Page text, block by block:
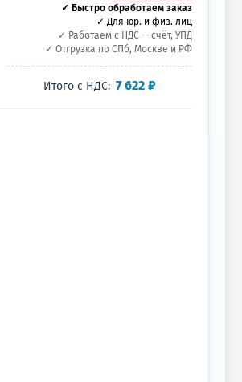
✓ Быстро обработаем заказ
✓ Для юр. и физ. лиц
✓ Работаем с НДС — счёт, УПД
✓ Отгрузка по СПб, Москве и РФ
Итого с НДС: 7 622₽